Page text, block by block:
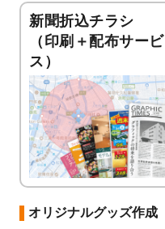
新聞折込チラシ
（印刷＋配布サービ
ス）
オリジナルグッズ作成